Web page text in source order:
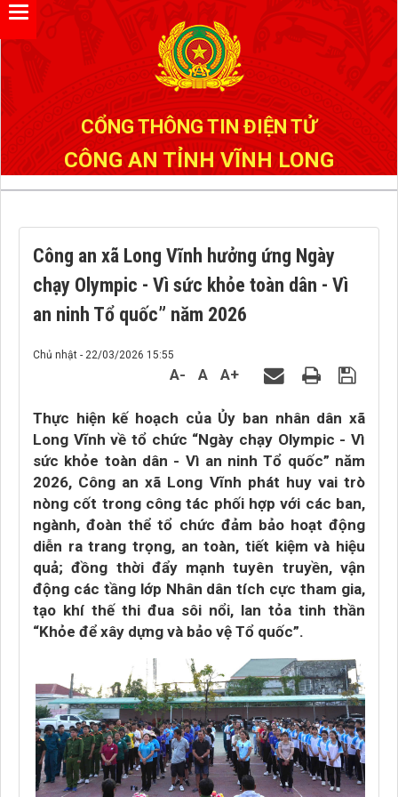
CỔNG THÔNG TIN ĐIỆN TỬ
CÔNG AN TỈNH VĨNH LONG
Công an xã Long Vĩnh hưởng ứng Ngày
chạy Olympic - Vì sức khỏe toàn dân - Vì
an ninh Tổ quốc” năm 2026
Chủ nhật - 22/03/2026 15:55
A- A A+
Thực hiện kế hoạch của Ủy ban nhân dân xã
Long Vĩnh về tổ chức “Ngày chạy Olympic - Vì
sức khỏe toàn dân - Vì an ninh Tổ quốc” năm
2026, Công an xã Long Vĩnh phát huy vai trò
nòng cốt trong công tác phối hợp với các ban,
ngành, đoàn thể tổ chức đảm bảo hoạt động
diễn ra trang trọng, an toàn, tiết kiệm và hiệu
quả; đồng thời đẩy mạnh tuyên truyền, vận
động các tầng lớp Nhân dân tích cực tham gia,
tạo khí thế thi đua sôi nổi, lan tỏa tinh thần
“Khỏe để xây dựng và bảo vệ Tổ quốc”.